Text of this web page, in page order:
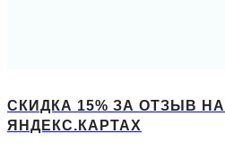
СКИДКА 15% ЗА ОТЗЫВ НА
ЯНДЕКС.КАРТАХ